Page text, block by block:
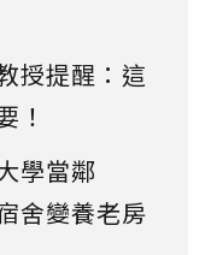
授提醒：這
！
學當鄰
舍變養老房